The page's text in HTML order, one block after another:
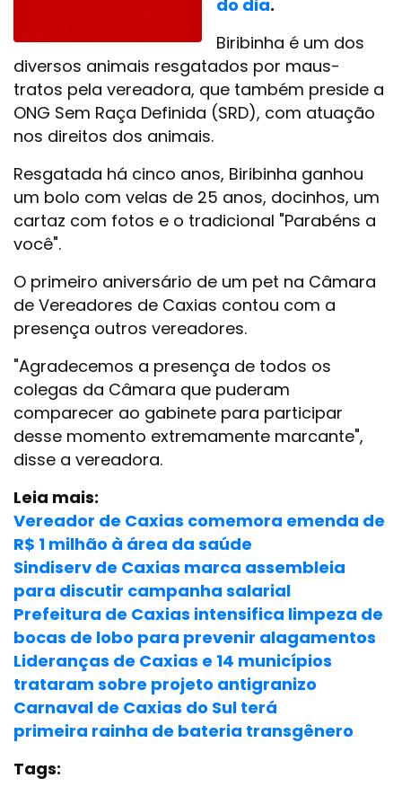
do dia.
Biribinha é um dos
diversos animais resgatados por maus-
tratos pela vereadora, que também preside a
ONG Sem Raça Definida (SRD), com atuação
nos direitos dos animais.
Resgatada há cinco anos, Biribinha ganhou
um bolo com velas de 25 anos, docinhos, um
cartaz com fotos e o tradicional "Parabéns a
você".
O primeiro aniversário de um pet na Câmara
de Vereadores de Caxias contou com a
presença outros vereadores.
"Agradecemos a presença de todos os
colegas da Câmara que puderam
comparecer ao gabinete para participar
desse momento extremamente marcante",
disse a vereadora.
Leia mais:
Vereador de Caxias comemora emenda de
R$ 1 milhão à área da saúde
Sindiserv de Caxias marca assembleia
para discutir campanha salarial
Prefeitura de Caxias intensifica limpeza de
bocas de lobo para prevenir alagamentos
Lideranças de Caxias e 14 municípios
trataram sobre projeto antigranizo
Carnaval de Caxias do Sul terá
primeira rainha de bateria transgênero
Tags: